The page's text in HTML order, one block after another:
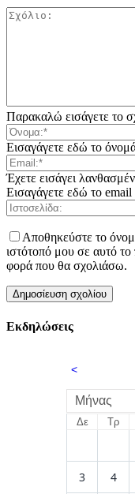
Παρακαλώ εισάγετε το
Εισαγάγετε εδώ το
Έχετε εισάγει
Εισαγάγετε εδώ το email
Αποθηκεύστε το
ιστότοπό μου σε αυτό
φορά που θα σχολιάσω.
Εκδηλώσεις
<
Μήνας
Δε Τρ
3 4